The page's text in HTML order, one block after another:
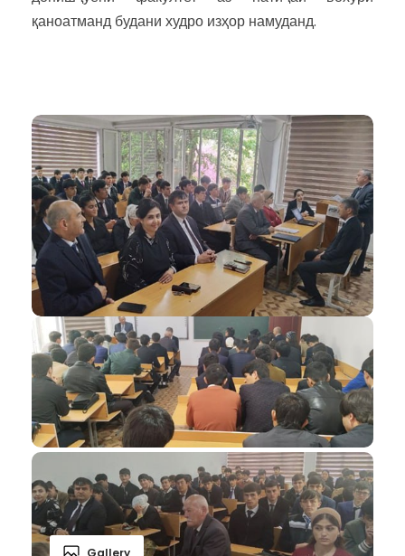
қаноатманд будани худро изҳор намуданд.
Gallery